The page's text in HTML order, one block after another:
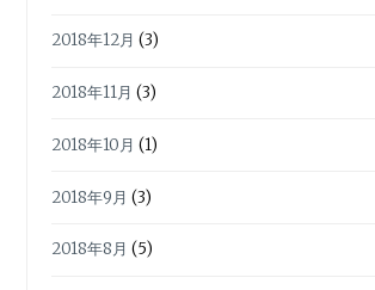
2018年12月 (3)
2018年11月 (3)
2018年10月 (1)
2018年9月 (3)
2018年8月 (5)